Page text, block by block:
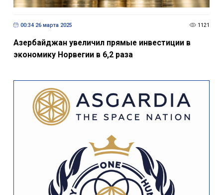
00:34 26 марта 2025 1121
Азербайджан увеличил прямые инвестиции в
экономику Норвегии в 6,2 раза